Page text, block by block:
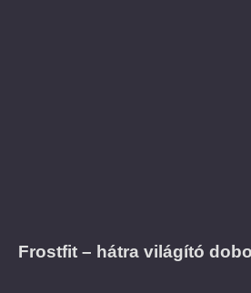
Frostfit – hátra világító